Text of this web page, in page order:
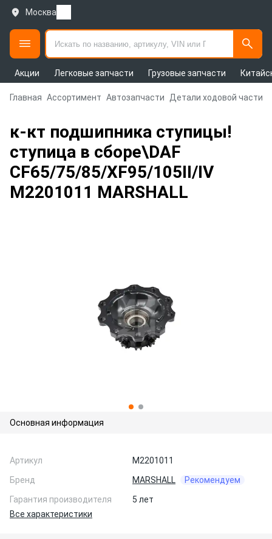
Москва
Акции Легковые запчасти Грузовые запчасти
Главная Ассортимент Автозапчасти Детали ходовой части и
к-кт подшипника ступицы!
ступица в сборе\DAF
CF65/75/85/XF95/105II/IV
M2201011 MARSHALL
Основная информация
Артикул
M2201011
Бренд
MARSHALL
Рекомендуем
Гарантия производителя
5 лет
Все характеристики